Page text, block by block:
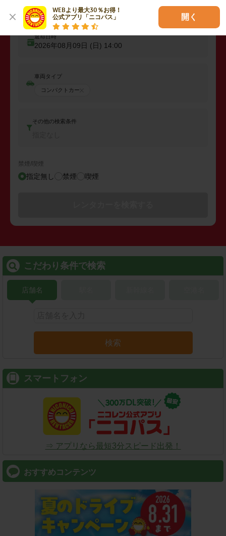
WEBより最大30％お得！
公式アプリ「ニコパス」
開く
出発日時
2026年08月08日 (土) 14:00
返却日時
2026年08月09日 (日) 14:00
車両タイプ
コンパクトカー
その他の検索条件
禁煙/喫煙
指定無し 禁煙 喫煙
こだわり条件で検索
店舗名
検索
スマートフォン
⇒ アプリなら最短3分スピード出発！
おすすめコンテンツ